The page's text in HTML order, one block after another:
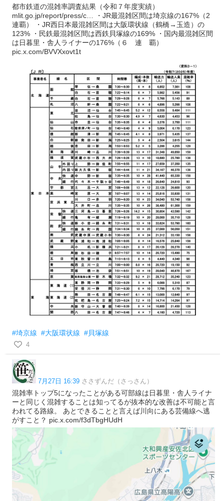
都市鉄道の混雑率調査結果（令和７年度実績）
mlit.go.jp/report/press/c… ・JR最混雑区間は埼京線の167%（2
連覇） ・JR西日本最混雑区間は大阪環状線（鶴橋→玉造）の
123% ・民鉄最混雑区間は西鉄貝塚線の169% ・国内最混雑区間
は日暮里・舎人ライナーの176%（６ 連 覇）
pic.x.com/BVVXxovt1t
#埼京線 #大阪環状線 #貝塚線
4
7月27日 16:39 ささずんだ（さっさん）
混雑率トップ5になったことがある可部線は日暮里・舎人ライナ
ーと同じく混雑することは知ってるが抜本的な改善は不可能と言
われてる路線。 あとできることと言えば川向にある芸備線へ逃
がすこと？ pic.x.com/f3dTbgHUdH